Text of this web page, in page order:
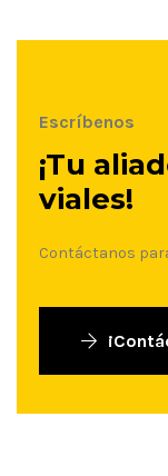
Escríbenos
¡Tu
viales!
Contáctanos